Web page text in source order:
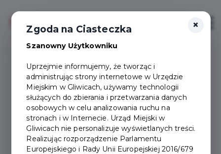
Dokumenty do pobrania
×
Zgoda na Ciasteczka
Szanowny Użytkowniku
Uprzejmie informujemy, że tworząc i
administrując strony internetowe w Urzędzie
Miejskim w Gliwicach, używamy technologii
służących do zbierania i przetwarzania danych
osobowych w celu analizowania ruchu na
stronach i w Internecie. Urząd Miejski w
Gliwicach nie personalizuje wyświetlanych treści.
Realizując rozporządzenie Parlamentu
Europejskiego i Rady Unii Europejskiej 2016/679